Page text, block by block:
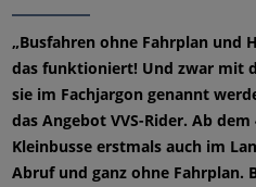
„Busfahren ohne Fahrplan und
das funktioniert! Und zwar mit
sie im Fachjargon genannt
das Angebot VVS-Rider. Ab
Kleinbusse erstmals auch im
Abruf und ganz ohne Fahrplan.